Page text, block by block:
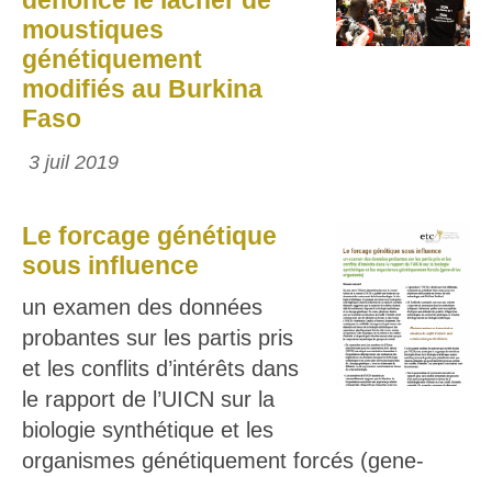
moustiques
génétiquement
modifiés au Burkina
Faso
3 juil 2019
Le forcage génétique
sous influence
un examen des données
probantes sur les partis pris
et les conflits d’intérêts dans
le rapport de l’UICN sur la
biologie synthétique et les
organismes génétiquement forcés (gene-